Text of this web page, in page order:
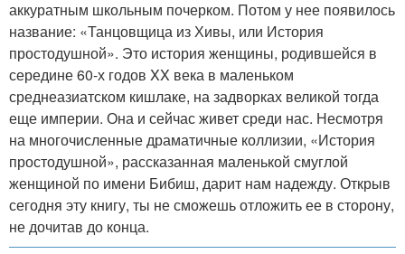
аккуратным школьным почерком. Потом у нее появилось
название: «Танцовщица из Хивы, или История
простодушной». Это история женщины, родившейся в
середине 60-х годов XX века в маленьком
среднеазиатском кишлаке, на задворках великой тогда
еще империи. Она и сейчас живет среди нас. Несмотря
на многочисленные драматичные коллизии, «История
простодушной», рассказанная маленькой смуглой
женщиной по имени Бибиш, дарит нам надежду. Открыв
сегодня эту книгу, ты не сможешь отложить ее в сторону,
не дочитав до конца.